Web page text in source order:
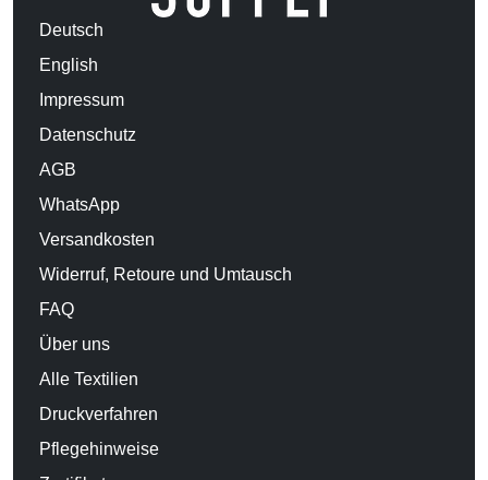
Deutsch
English
Impressum
Datenschutz
AGB
WhatsApp
Versandkosten
Widerruf, Retoure und Umtausch
FAQ
Über uns
Alle Textilien
Druckverfahren
Pflegehinweise